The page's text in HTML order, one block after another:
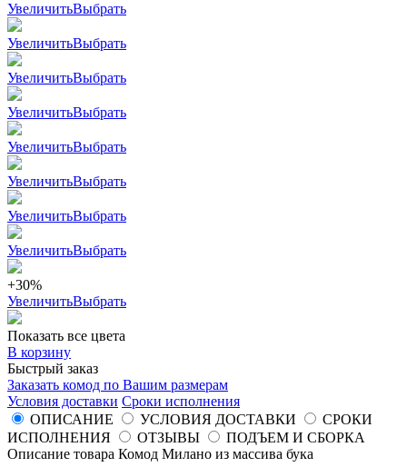
УвеличитьВыбрать
УвеличитьВыбрать
УвеличитьВыбрать
УвеличитьВыбрать
УвеличитьВыбрать
УвеличитьВыбрать
УвеличитьВыбрать
УвеличитьВыбрать
+30%
УвеличитьВыбрать
Показать все цвета
В корзину
Быстрый заказ
Заказать комод по Вашим размерам
Условия доставки Сроки исполнения
ОПИСАНИЕ
УСЛОВИЯ ДОСТАВКИ
СРОКИ
ИСПОЛНЕНИЯ
ОТЗЫВЫ
ПОДЪЕМ И СБОРКА
Описание товара Комод Милано из массива бука